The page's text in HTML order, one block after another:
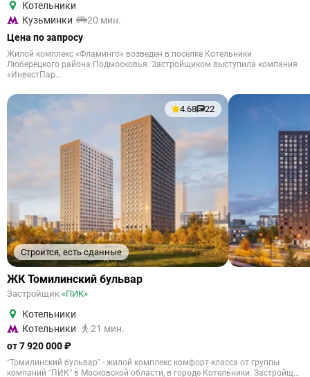
Котельники
Кузьминки
20 мин.
Цена по запросу
Жилой комплекс «Фламинго» возведен в поселке Котельники
Люберецкого района Подмосковья. Застройщиком выступила компания
«ИнвестПар...
Строится, есть сданные
4.68 22
ЖК Томилинский бульвар
Застройщик «ПИК»
Котельники
Котельники
21 мин.
от 7 920 000 ₽
“Томилинский бульвар” - жилой комплекс комфорт-класса от группы
компаний “ПИК” в Московской области, в городе Котельники. Застройщ...